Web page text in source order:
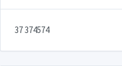
37 374574